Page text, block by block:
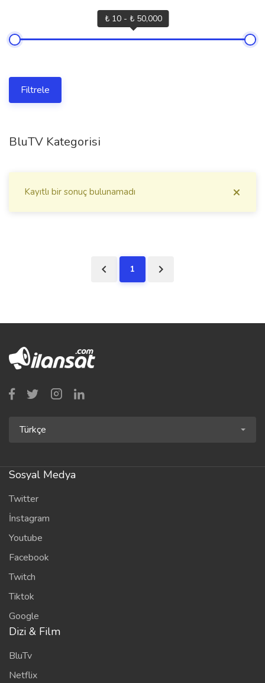
₺ 10 - ₺ 50,000
Filtrele
BluTV Kategorisi
Kayıtlı bir sonuç bulunamadı
1
Türkçe
Sosyal Medya
Twitter
İnstagram
Youtube
Facebook
Twitch
Tiktok
Google
Dizi & Film
BluTv
Netflix